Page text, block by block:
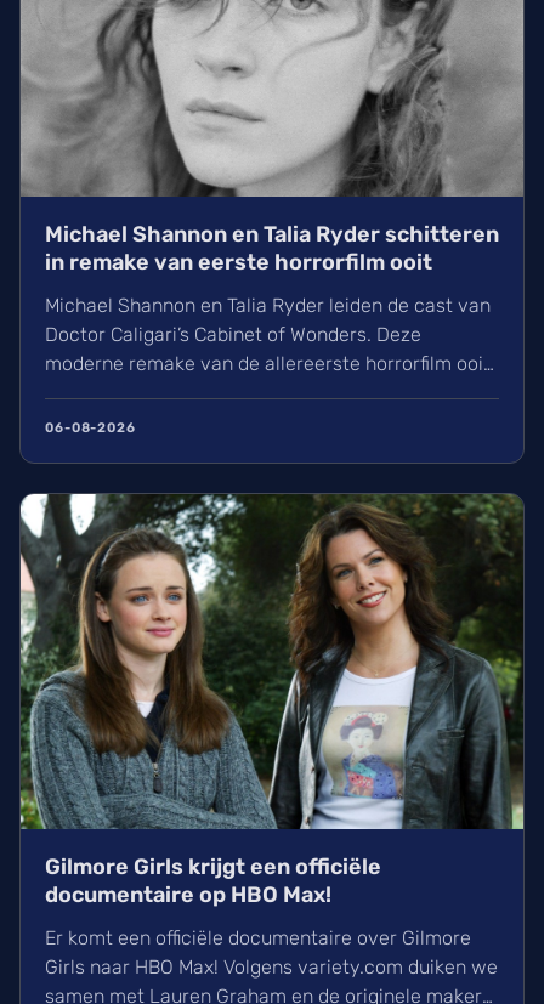
Michael Shannon en Talia Ryder schitteren
in remake van eerste horrorfilm ooit
Michael Shannon en Talia Ryder leiden de cast van
Doctor Caligari’s Cabinet of Wonders. Deze
moderne remake van de allereerste horrorfilm ooit
is zojuist ingeblikt in Duitsland. Onder regie van
John Erick Dowdle volgen wij het mysterie rond
06-08-2026
Gilmore Girls krijgt een officiële
documentaire op HBO Max!
Er komt een officiële documentaire over Gilmore
Girls naar HBO Max! Volgens variety.com duiken we
samen met Lauren Graham en de originele makers